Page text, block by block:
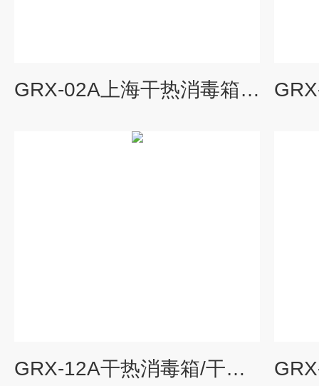
GRX-02A上海干热消毒箱/干热灭菌器
GRX-12A干热消毒箱/干热灭菌器价格